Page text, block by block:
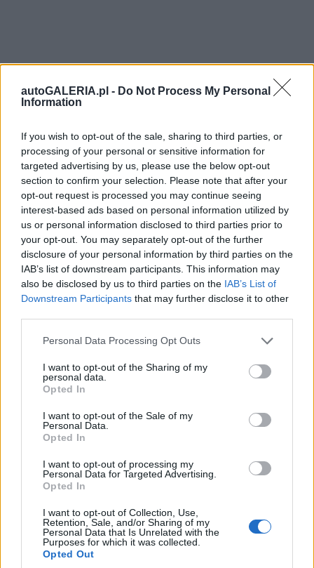
autoGALERIA.pl - Do Not Process My Personal
Information
If you wish to opt-out of the sale, sharing to third parties, or
processing of your personal or sensitive information for
targeted advertising by us, please use the below opt-out
section to confirm your selection. Please note that after your
opt-out request is processed you may continue seeing
interest-based ads based on personal information utilized by
us or personal information disclosed to third parties prior to
your opt-out. You may separately opt-out of the further
disclosure of your personal information by third parties on the
IAB’s list of downstream participants. This information may
also be disclosed by us to third parties on the IAB’s List of
Downstream Participants that may further disclose it to other
Please note that this website/app uses one or more Google
not limited to your visit or usage behaviour. You may click to
grant or deny consent to Google and its third-party tags to
use your data for below specified purposes in below Google
consent section.
Personal Data Processing Opt Outs
I want to opt-out of the Sharing of my
personal data.
Opted In
I want to opt-out of the Sale of my
Personal Data.
Opted In
I want to opt-out of processing my
Personal Data for Targeted Advertising.
Opted In
I want to opt-out of Collection, Use,
Retention, Sale, and/or Sharing of my
Personal Data that Is Unrelated with the
Purposes for which it was collected.
Opted Out